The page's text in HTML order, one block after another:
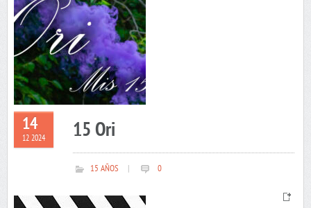
14
12 2024 15 Ori
15 AÑOS 0